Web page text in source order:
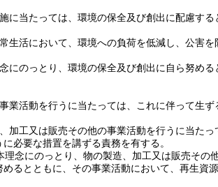
に当たっては、環境の保全及び創出に配慮す
生活において、環境への負荷を低減し、公害
にのっとり、環境の保全及び創出に自ら努め
業活動を行うに当たっては、これに伴って生
加工又は販売その他の事業活動を行うに当た
必要な措置を講ずる責務を有する。
念にのっとり、物の製造、加工又は販売そ
るとともに、その事業活動において、再生資